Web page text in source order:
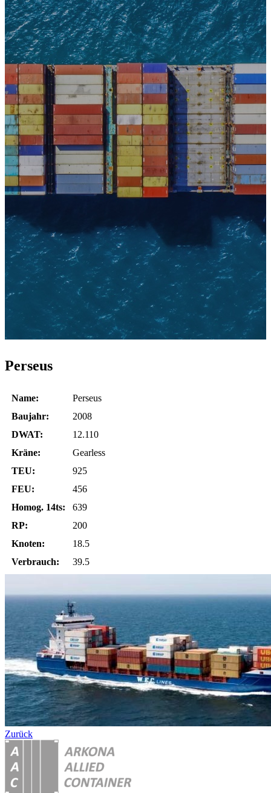
Perseus
Name:
Perseus
Baujahr:
2008
DWAT:
12.110
Kräne:
Gearless
TEU:
925
FEU:
456
Homog. 14ts:
639
RP:
200
Knoten:
18.5
Verbrauch:
39.5
Zurück